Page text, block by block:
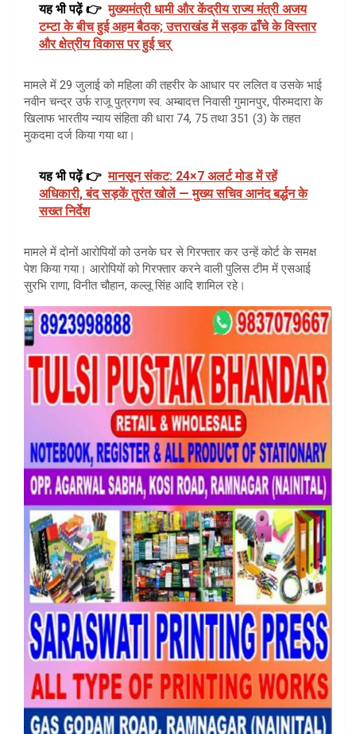
यह भी पढ़ें 👉 मुख्यमंत्री धामी और केंद्रीय राज्य मंत्री अजय
टम्टा के बीच हुई अहम बैठक; उत्तराखंड में सड़क ढाँचे के विस्तार
और क्षेत्रीय विकास पर हुई चर्
मामले में 29 जुलाई को महिला की तहरीर के आधार पर ललित व उसके भाई
नवीन चन्द्र उर्फ राजू पुत्रगण स्व. अम्बादत्त निवासी गुमानपुर, पीरुमदारा के
खिलाफ भारतीय न्याय संहिता की धारा 74, 75 तथा 351 (3) के तहत
मुकदमा दर्ज किया गया था।
यह भी पढ़ें 👉 मानसून संकट: 24×7 अलर्ट मोड में रहें
अधिकारी, बंद सड़कें तुरंत खोलें — मुख्य सचिव आनंद बर्द्धन के
सख्त निर्देश
मामले में दोनों आरोपियों को उनके घर से गिरफ्तार कर उन्हें कोर्ट के समक्ष
पेश किया गया। आरोपियों को गिरफ्तार करने वाली पुलिस टीम में एसआई
सुरभि राणा, विनीत चौहान, कल्लू सिंह आदि शामिल रहे।